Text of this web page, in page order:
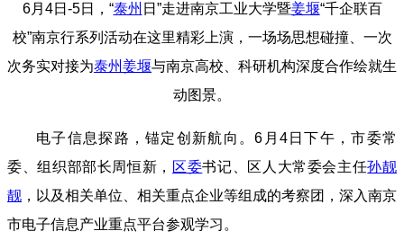
6月4日-5日，“泰州 日”走进南京工业大学暨姜堰“千企联百
校”南京行系列活动在这里精彩上演，一场场思想碰撞、一次
次务实对接为泰州姜堰与南京高校、科研机构深度合作绘就生
动图景。
电子信息探路，锚定创新航向。6月4日下午，市委常
委、组织部部长周恒新， 区委书记、区人大常委会主任孙靓
靓 ，以及相关单位、相关重点企业等组成的考察团，深入南京
市电子信息产业重点平台参观学习。